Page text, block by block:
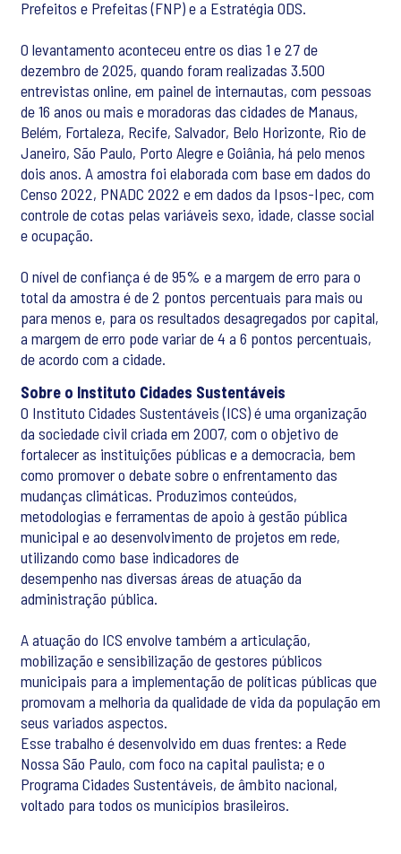
Prefeitos e Prefeitas (FNP) e a Estratégia ODS.
O levantamento aconteceu entre os dias 1 e 27 de
dezembro de 2025, quando foram realizadas 3.500
entrevistas online, em painel de internautas, com pessoas
de 16 anos ou mais e moradoras das cidades de Manaus,
Belém, Fortaleza, Recife, Salvador, Belo Horizonte, Rio de
Janeiro, São Paulo, Porto Alegre e Goiânia, há pelo menos
dois anos. A amostra foi elaborada com base em dados do
Censo 2022, PNADC 2022 e em dados da Ipsos-Ipec, com
controle de cotas pelas variáveis sexo, idade, classe social
e ocupação.
O nível de confiança é de 95% e a margem de erro para o
total da amostra é de 2 pontos percentuais para mais ou
para menos e, para os resultados desagregados por capital,
a margem de erro pode variar de 4 a 6 pontos percentuais,
de acordo com a cidade.
Sobre o Instituto Cidades Sustentáveis
O Instituto Cidades Sustentáveis (ICS) é uma organização
da sociedade civil criada em 2007, com o objetivo de
fortalecer as instituições públicas e a democracia, bem
como promover o debate sobre o enfrentamento das
mudanças climáticas. Produzimos conteúdos,
metodologias e ferramentas de apoio à gestão pública
municipal e ao desenvolvimento de projetos em rede,
utilizando como base indicadores de
desempenho nas diversas áreas de atuação da
administração pública.
A atuação do ICS envolve também a articulação,
mobilização e sensibilização de gestores públicos
municipais para a implementação de políticas públicas que
promovam a melhoria da qualidade de vida da população em
seus variados aspectos.
Esse trabalho é desenvolvido em duas frentes: a Rede
Nossa São Paulo, com foco na capital paulista; e o
Programa Cidades Sustentáveis, de âmbito nacional,
voltado para todos os municípios brasileiros.